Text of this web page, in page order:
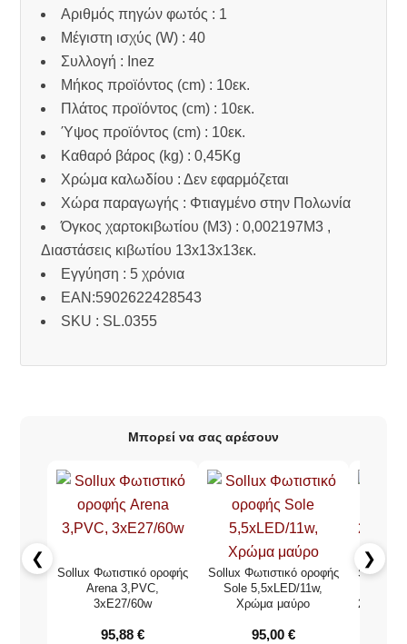
Αριθμός πηγών φωτός : 1
Μέγιστη ισχύς (W) : 40
Συλλογή : Inez
Μήκος προϊόντος (cm) : 10εκ.
Πλάτος προϊόντος (cm) : 10εκ.
Ύψος προϊόντος (cm) : 10εκ.
Καθαρό βάρος (kg) : 0,45Kg
Χρώμα καλωδίου : Δεν εφαρμόζεται
Χώρα παραγωγής : Φτιαγμένο στην Πολωνία
Όγκος χαρτοκιβωτίου (M3) : 0,002197M3 ,
Διαστάσεις κιβωτίου 13x13x13εκ.
Εγγύηση : 5 χρόνια
EAN:5902622428543
SKU : SL.0355
Μπορεί να σας αρέσουν
❮
Sollux Φωτιστικό οροφής
Arena 3,PVC,
3xE27/60w
95,88€
Sollux Φωτιστικό οροφής
Sole 5,5xLED/11w,
Χρώμα μαύρο
95,00 €
Sollux
❯